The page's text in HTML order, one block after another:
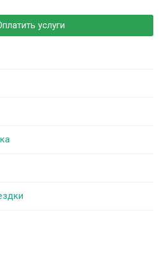
услуги